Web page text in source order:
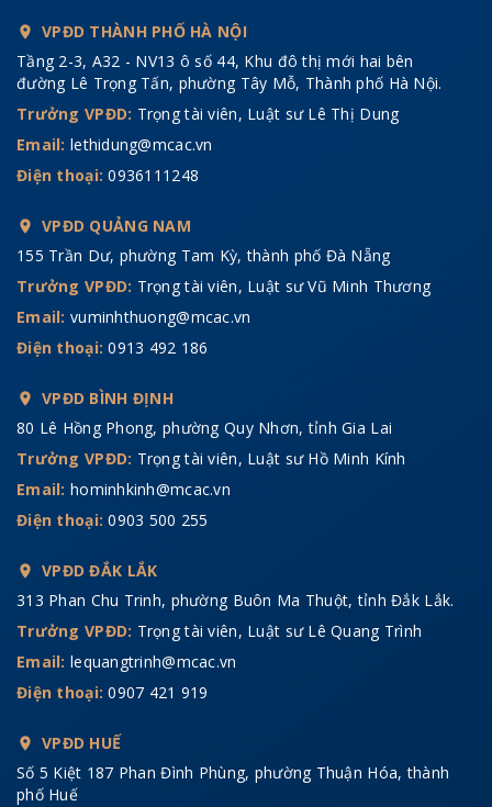
VPĐD THÀNH PHỐ HÀ NỘI
Tầng 2-3, A32 - NV13 ô số 44, Khu đô thị mới hai bên
đường Lê Trọng Tấn, phường Tây Mỗ, Thành phố Hà Nội.
Trưởng VPĐD: Trọng tài viên, Luật sư Lê Thị Dung
Email: lethidung@mcac.vn
Điện thoại:0936111248
VPĐD QUẢNG NAM
155 Trần Dư, phường Tam Kỳ, thành phố Đà Nẵng
Trưởng VPĐD: Trọng tài viên, Luật sư Vũ Minh Thương
Email: vuminhthuong@mcac.vn
Điện thoại:0913 492 186
VPĐD BÌNH ĐỊNH
80 Lê Hồng Phong, phường Quy Nhơn, tỉnh Gia Lai
Trưởng VPĐD: Trọng tài viên, Luật sư Hồ Minh Kính
Email: hominhkinh@mcac.vn
Điện thoại:0903 500 255
VPĐD ĐẮK LẮK
313 Phan Chu Trinh, phường Buôn Ma Thuột, tỉnh Đắk Lắk.
Trưởng VPĐD: Trọng tài viên, Luật sư Lê Quang Trình
Email: lequangtrinh@mcac.vn
Điện thoại:0907 421 919
VPĐD HUẾ
Số 5 Kiệt 187 Phan Đình Phùng, phường Thuận Hóa, thành
phố Huế